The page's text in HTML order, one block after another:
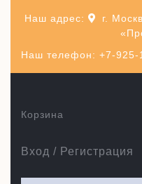
Наш телефон: +7-925-
Наш адрес:
г.
Вход / Регистрация
Корзина